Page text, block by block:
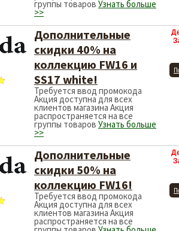
группы товаров Узнать больше
>>
Дополнительные
скидки 40% на
коллекцию FW16 и
SS17 white!
Требуется ввод промокода
Акция доступна для всех
клиентов магазина Акция
распространяется на все
группы товаров Узнать больше
>>
Дополнительные
скидки 50% на
коллекцию FW16!
Требуется ввод промокода
Акция доступна для всех
клиентов магазина Акция
распространяется на все